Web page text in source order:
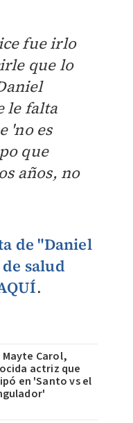
fue irlo
que lo
le falta
'no es
que
años, no
de "Daniel
salud
.
Mayte Carol,
actriz que
en 'Santo vs el